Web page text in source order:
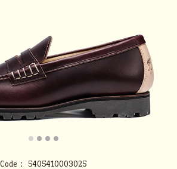
Code：
5405410003025